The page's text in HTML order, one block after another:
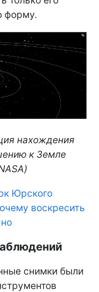
форму.
нахождения
к Земле
Юрского
воскресить
снимки были